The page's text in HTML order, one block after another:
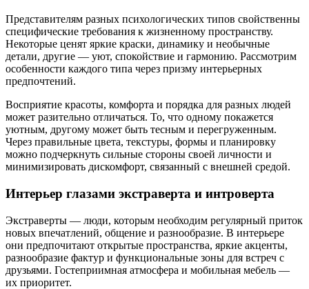
Представителям разных психологических типов свойственны
специфические требования к жизненному пространству.
Некоторые ценят яркие краски, динамику и необычные
детали, другие — уют, спокойствие и гармонию. Рассмотрим
особенности каждого типа через призму интерьерных
предпочтений.
Восприятие красоты, комфорта и порядка для разных людей
может разительно отличаться. То, что одному покажется
уютным, другому может быть тесным и перегруженным.
Через правильные цвета, текстуры, формы и планировку
можно подчеркнуть сильные стороны своей личности и
минимизировать дискомфорт, связанный с внешней средой.
Интерьер глазами экстраверта и интроверта
Экстраверты — люди, которым необходим регулярный приток
новых впечатлений, общение и разнообразие. В интерьере
они предпочитают открытые пространства, яркие акценты,
разнообразие фактур и функциональные зоны для встреч с
друзьями. Гостеприимная атмосфера и мобильная мебель —
их приоритет.